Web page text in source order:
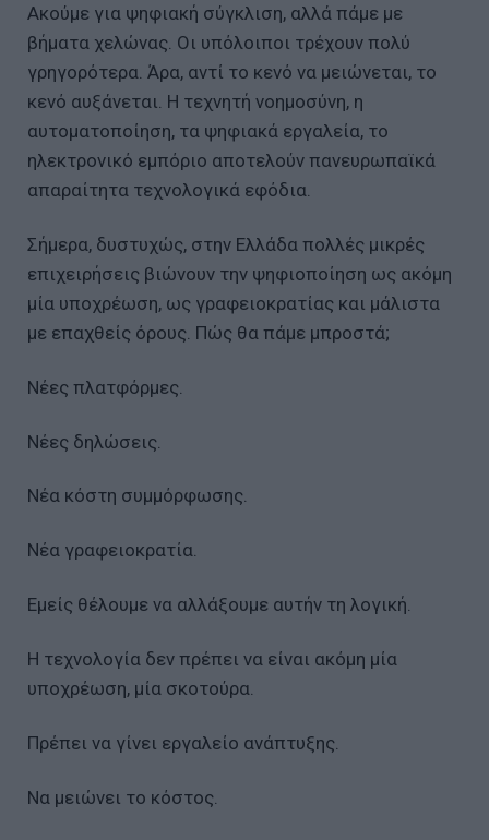
Ακούμε για ψηφιακή σύγκλιση, αλλά πάμε με
βήματα χελώνας. Οι υπόλοιποι τρέχουν πολύ
γρηγορότερα. Άρα, αντί το κενό να μειώνεται, το
κενό αυξάνεται. Η τεχνητή νοημοσύνη, η
αυτοματοποίηση, τα ψηφιακά εργαλεία, το
ηλεκτρονικό εμπόριο αποτελούν πανευρωπαϊκά
απαραίτητα τεχνολογικά εφόδια.
Σήμερα, δυστυχώς, στην Ελλάδα πολλές μικρές
επιχειρήσεις βιώνουν την ψηφιοποίηση ως ακόμη
μία υποχρέωση, ως γραφειοκρατίας και μάλιστα
με επαχθείς όρους. Πώς θα πάμε μπροστά;
Νέες πλατφόρμες.
Νέες δηλώσεις.
Νέα κόστη συμμόρφωσης.
Νέα γραφειοκρατία.
Εμείς θέλουμε να αλλάξουμε αυτήν τη λογική.
Η τεχνολογία δεν πρέπει να είναι ακόμη μία
υποχρέωση, μία σκοτούρα.
Πρέπει να γίνει εργαλείο ανάπτυξης.
Να μειώνει το κόστος.